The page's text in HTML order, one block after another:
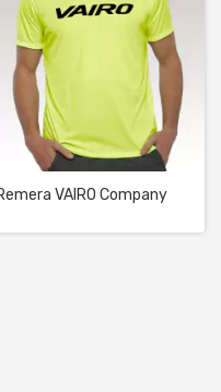
VAIRO Company